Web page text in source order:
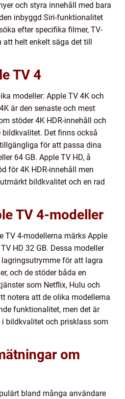
och styra innehåll med bara
inbyggd Siri-funktionalitet
efter specifika filmer, TV-
att helt enkelt säga det till
TV 4
modeller: Apple TV 4K och
är den senaste och mest
stöder 4K HDR-innehåll och
bildkvalitet. Det finns också
för att passa dina
64 GB. Apple TV HD, å
för 4K HDR-innehåll men
bildkvalitet och en rad
TV 4-modeller
TV 4-modellerna märks Apple
HD 32 GB. Dessa modeller
för att lagra
och de stöder båda en
som Netflix, Hulu och
notera att de olika modellerna
funktionalitet, men det är
bildkvalitet och prisklass som
om
bland många användare